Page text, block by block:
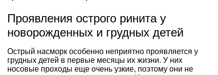
Проявления острого ринита у
новорожденных и грудных детей
Острый насморк особенно неприятно проявляется у
грудных детей в первые месяцы их жизни. У них
носовые проходы еще очень узкие, поэтому они не